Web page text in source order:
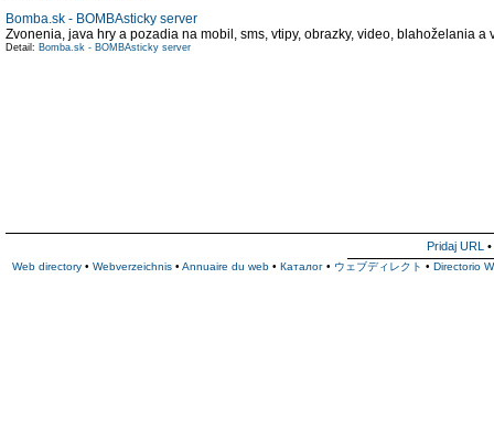
Bomba.sk - BOMBAsticky server
Zvonenia, java hry a pozadia na mobil, sms, vtipy, obrazky, video, blahoželania
Detail: Bomba.sk - BOMBAsticky server
Pridaj URL •
Web directory • Webverzeichnis • Annuaire du web • Каталог • ウェブディレクト • Directorio